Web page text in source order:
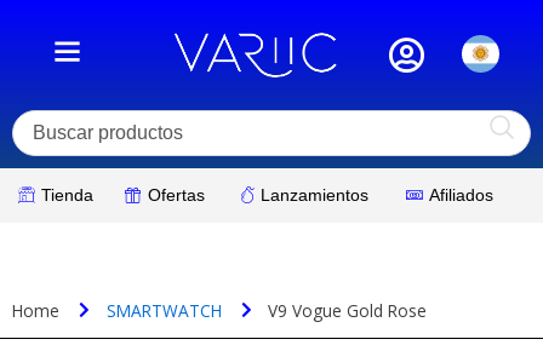
Tienda Ofertas Lanzamientos Afiliados
Home SMARTWATCH V9 Vogue Gold Rose